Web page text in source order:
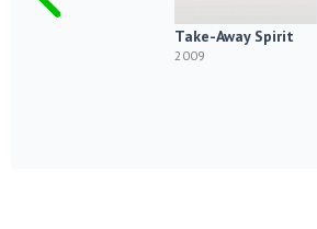
Take-Away Spirit
2009